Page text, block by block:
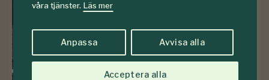
våra tjänster. Läs mer
Anpassa Avvisa alla
Acceptera alla
Frågelådan
783 frågor & svar om skogen